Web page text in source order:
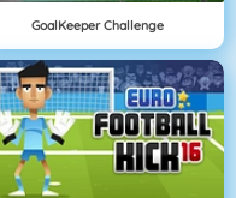
GoalKeeper Challenge